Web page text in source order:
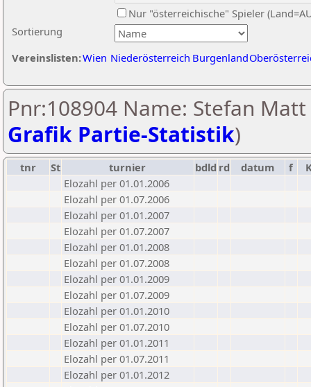
Sortierung
Nur "österreichische" Spieler
Vereinslisten:Wien Niederösterreich Burgenland
Pnr:108904 Name: Stefan Matt
Grafik Partie-Statistik)
tnr St turnier bdld rd datum f
Elozahl per 01.01.2006
Elozahl per 01.07.2006
Elozahl per 01.01.2007
Elozahl per 01.07.2007
Elozahl per 01.01.2008
Elozahl per 01.07.2008
Elozahl per 01.01.2009
Elozahl per 01.07.2009
Elozahl per 01.01.2010
Elozahl per 01.07.2010
Elozahl per 01.01.2011
Elozahl per 01.07.2011
Elozahl per 01.01.2012